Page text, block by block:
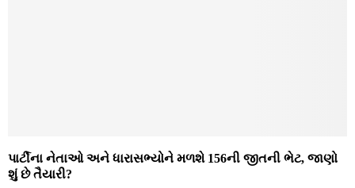
પાર્ટીના નેતાઓ અને ધારાસભ્યોને મળશે 156ની જીતની ભેટ, જાણો
શું છે તૈયારી?